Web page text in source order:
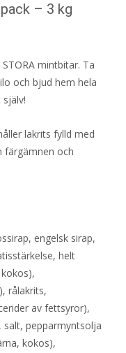
– 3 kg
mintbitar. Ta
och bjud hem hela
lakrits fylld med
färgämnen och
engelsk sirap,
helt
rålakrits,
av fettsyror),
pepparmyntsolja
kokos),